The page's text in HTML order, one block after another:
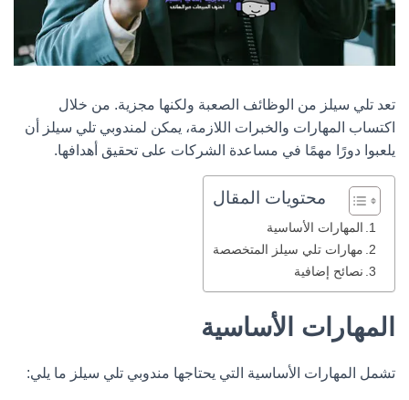
تعد تلي سيلز من الوظائف الصعبة ولكنها مجزية. من خلال
اكتساب المهارات والخبرات اللازمة، يمكن لمندوبي تلي سيلز أن
يلعبوا دورًا مهمًا في مساعدة الشركات على تحقيق أهدافها.
محتويات المقال
المهارات الأساسية
مهارات تلي سيلز المتخصصة
نصائح إضافية
المهارات الأساسية
تشمل المهارات الأساسية التي يحتاجها مندوبي تلي سيلز ما يلي: